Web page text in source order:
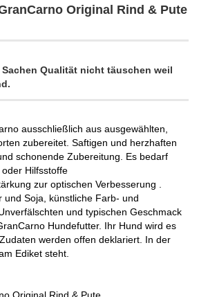
Original Rind & Pute
Qualität nicht täuschen weil
ausschließlich aus ausgewählten,
zubereitet. Saftigen und herzhaften
schonende Zubereitung. Es bedarf
Hilfsstoffe
zur optischen Verbesserung .
und Soja, künstliche Farb- und
und typischen Geschmack
Hundefutter. Ihr Hund wird es
werden offen deklariert. In der
Ediket steht.
Original Rind & Pute